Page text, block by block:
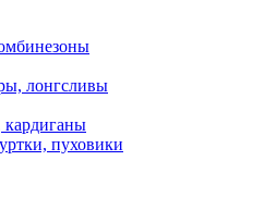
лонгсливы
пуховики